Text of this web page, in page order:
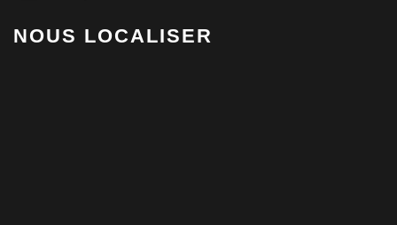
NOUS LOCALISER